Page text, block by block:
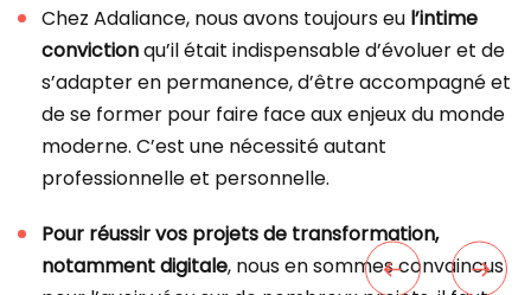
Chez Adaliance, nous avons toujours eu l’intime
convictionqu’il était indispensable d’évoluer et de
s’adapter en permanence, d’être accompagné et
de se former pour faire face aux enjeux du monde
moderne. C’est une nécessité autant
professionnelle et personnelle.
Pour réussir vos projets de transformation,
notamment digitale, nous en sommes convaincus